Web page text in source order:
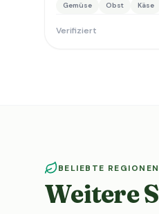
Gemüse Obst Käse
Verifiziert
BELIEBTE REGIONEN
Weitere